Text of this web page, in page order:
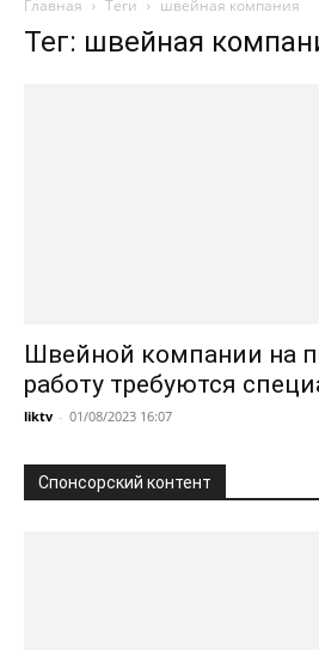
Главная Теги швейная компания
Тег: швейная
Швейной компании на
работу требуются
liktv - 01/08/2023 16:07
Спонсорский контент